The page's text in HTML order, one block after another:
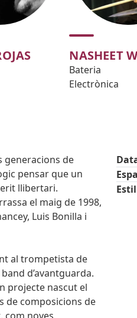
NASHEET
Bateria
Electrònica
generacions de
pensar que un
llibertari.
el maig de 1998,
Luis Bonilla i
al trompetista de
d’avantguarda.
projecte nascut el
de composicions de
Estil